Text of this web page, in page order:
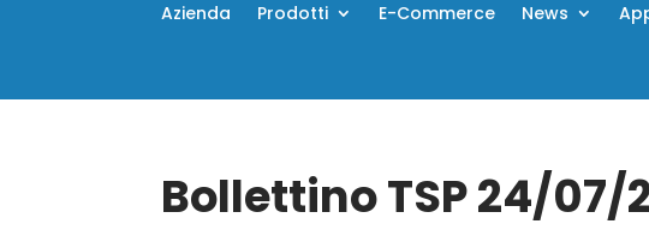
Azienda Prodotti E-Commerce News
Bollettino TSP 24/07/